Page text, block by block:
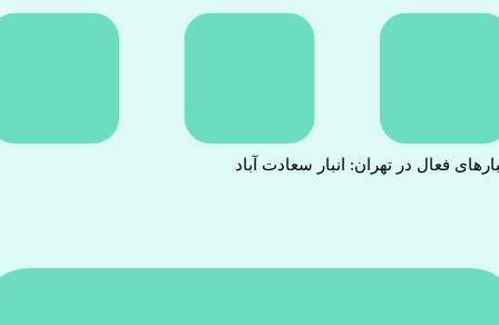
فعال در تهران: انبار سعادت آباد